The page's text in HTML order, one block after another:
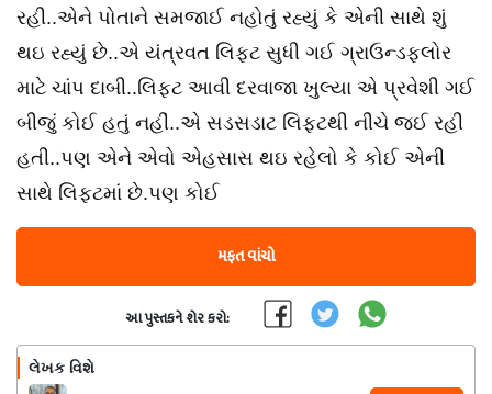
રહી..એને પોતાને સમજાઈ નહોતું રહ્યું કે એની સાથે શું
થઇ રહ્યું છે..એ યંત્રવત લિફ્ટ સુધી ગઈ ગ્રાઉન્ડફ્લોર
માટે ચાંપ દાબી..લિફ્ટ આવી દરવાજા ખુલ્યા એ પ્રવેશી ગઈ
બીજું કોઈ હતું નહીં..એ સડસડાટ લિફટથી નીચે જઈ રહી
હતી..પણ એને એવો એહસાસ થઇ રહેલો કે કોઈ એની
સાથે લિફ્ટમાં છે.પણ કોઈ
મફત વાંચો
આ પુસ્તકને શેર કરો:
લેખક વિશે